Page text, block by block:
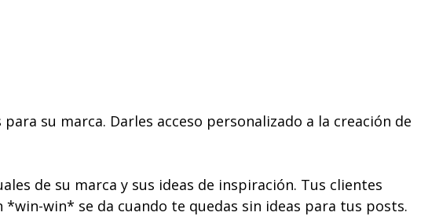
su marca. Darles acceso personalizado a la creación de
de su marca y sus ideas de inspiración. Tus clientes
win* se da cuando te quedas sin ideas para tus posts.